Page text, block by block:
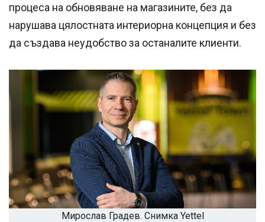
процеса на обновяване на магазините, без да
нарушава цялостната интериорна концепция и без
да създава неудобство за останалите клиенти.
Мирослав Градев. Снимка Yettel